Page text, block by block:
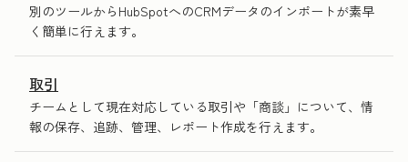
別のツールからHubSpotへのCRMデータのインポートが素早
く簡単に行えます。
取引
チームとして現在対応している取引や「商談」について、情
報の保存、追跡、管理、レポート作成を行えます。